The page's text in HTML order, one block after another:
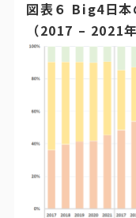
図表６ Big4日本
（2017 – 2021年